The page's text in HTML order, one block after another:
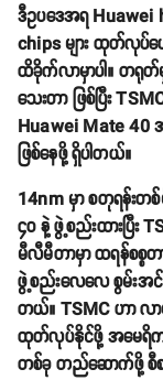
ဒီဥပဒေအရ Huawei
chips များ ထုတ်လုပ်ပ
ထိခိုက်လာမှာပါ။ တရု
သေးတာ ဖြစ်ပြီး
Huawei Mate
ဖြစ်နေဖို့ ရှိပါတယ်။
14nm မှာ စတုရန်းတ
၄၀ နဲ့ ဖွဲ့စည်းထားပြီး
မီလီမီတာမှာ ထရန်စစ္စတာ
ဖွဲ့စည်းလေလေ စွမ်းအင်ထိ
တယ်။ TSMC ဟာ လာ
ထုတ်လုပ်နိုင်ဖို့ အမေရိက
တစ်ခု တည်ဆောက်ဖို့ စီ